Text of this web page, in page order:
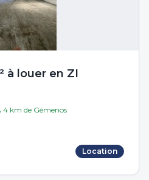
à louer en ZI
4 km de Gémenos
Location